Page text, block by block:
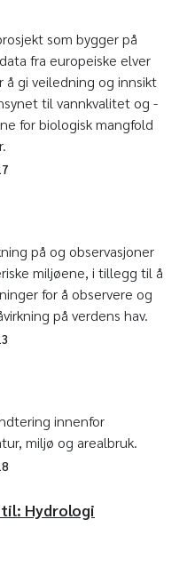
som bygger på
fra europeiske elver
å gi veiledning og innsikt
til vannkvalitet og -
for biologisk mangfold
på og observasjoner
miljøene, i tillegg til å
for å observere og
på verdens hav.
innenfor
miljø og arealbruk.
Hydrologi